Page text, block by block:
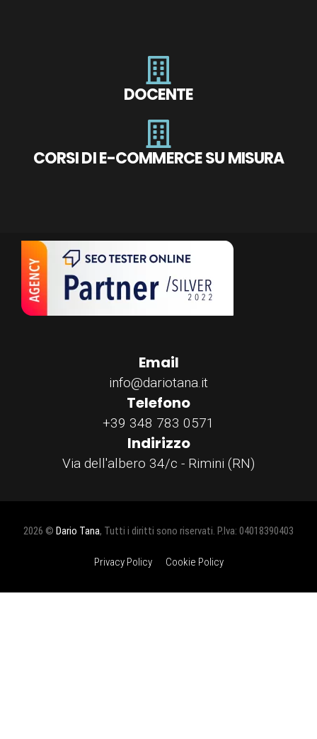
DOCENTE
CORSI DI E-COMMERCE SU MISURA
Email
info@dariotana.it
Telefono
+39 348 783 0571
Indirizzo
Via dell'albero 34/c - Rimini (RN)
2026 © Dario Tana, Tutti i diritti sono riservati. P.Iva: 04018390403
Privacy Policy Cookie Policy